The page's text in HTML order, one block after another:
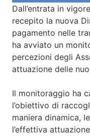
Dall’entrata in
recepito la nuova
pagamento nelle
ha avviato un
percezioni degli
attuazione delle
Il monitoraggio ha
l’obiettivo di
maniera dinamica,
l’effettiva